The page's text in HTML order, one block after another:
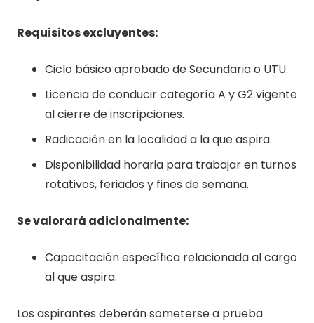
Requisitos excluyentes:
Ciclo básico aprobado de Secundaria o UTU.
Licencia de conducir categoría A y G2 vigente
al cierre de inscripciones.
Radicación en la localidad a la que aspira.
Disponibilidad horaria para trabajar en turnos
rotativos, feriados y fines de semana.
Se valorará adicionalmente:
Capacitación específica relacionada al cargo
al que aspira.
Los aspirantes deberán someterse a prueba